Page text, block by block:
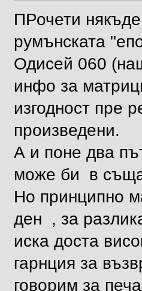
ПРочети
румънската
Одисей 060
инфо за
изгодност пре
произведени.
А и поне два
може би в
Но принципно
ден , за
иска доста
гарнция за
говорим за